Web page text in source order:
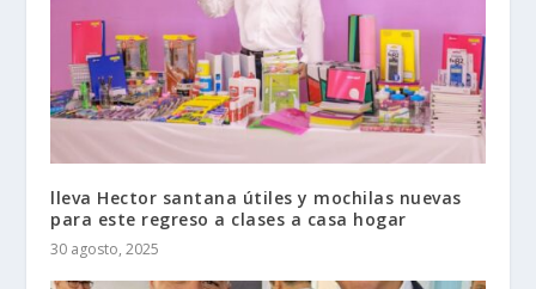
lleva Hector santana útiles y mochilas nuevas
para este regreso a clases a casa hogar
30 agosto, 2025